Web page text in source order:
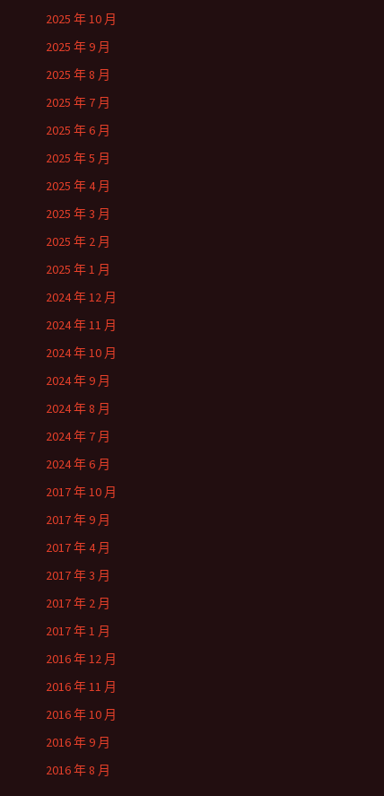
2025 年 10 月
2025 年 9 月
2025 年 8 月
2025 年 7 月
2025 年 6 月
2025 年 5 月
2025 年 4 月
2025 年 3 月
2025 年 2 月
2025 年 1 月
2024 年 12 月
2024 年 11 月
2024 年 10 月
2024 年 9 月
2024 年 8 月
2024 年 7 月
2024 年 6 月
2017 年 10 月
2017 年 9 月
2017 年 4 月
2017 年 3 月
2017 年 2 月
2017 年 1 月
2016 年 12 月
2016 年 11 月
2016 年 10 月
2016 年 9 月
2016 年 8 月